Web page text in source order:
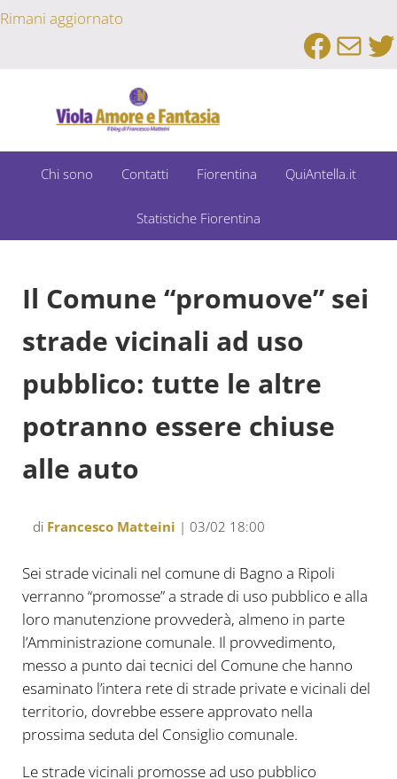
Passa al contenuto principale
Skip to after header navigation
Skip to site footer
Rimani aggiornato
Viola Amore e Fantasia
Chi sono Contatti Fiorentina QuiAntella.it
Statistiche Fiorentina
Il Comune “promuove” sei
strade vicinali ad uso
pubblico: tutte le altre
potranno essere chiuse
alle auto
di Francesco Matteini | 03/02 18:00
Sei strade vicinali nel comune di Bagno a Ripoli
verranno “promosse” a strade di uso pubblico e alla
loro manutenzione provvederà, almeno in parte
l’Amministrazione comunale. Il provvedimento,
messo a punto dai tecnici del Comune che hanno
esaminato l’intera rete di strade private e vicinali del
territorio, dovrebbe essere approvato nella
prossima seduta del Consiglio comunale.
Le strade vicinali promosse ad uso pubblico